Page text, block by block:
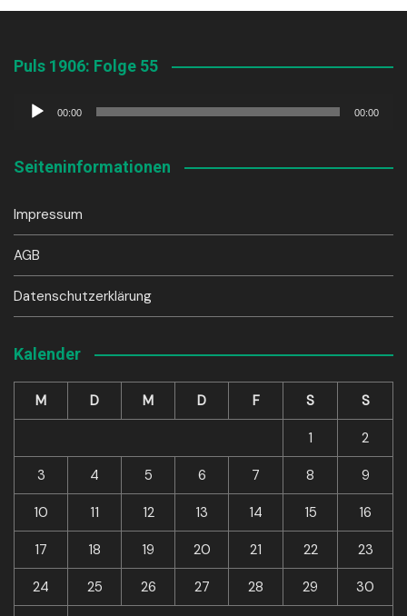
Puls 1906: Folge 55
Audio-
00:00 00:00
Seiteninformationen
Impressum
AGB
Datenschutzerklärung
Kalender
M D M D F S S
1 2
3 4 5 6 7 8 9
10 11 12 13 14 15 16
17 18 19 20 21 22 23
24 25 26 27 28 29 30